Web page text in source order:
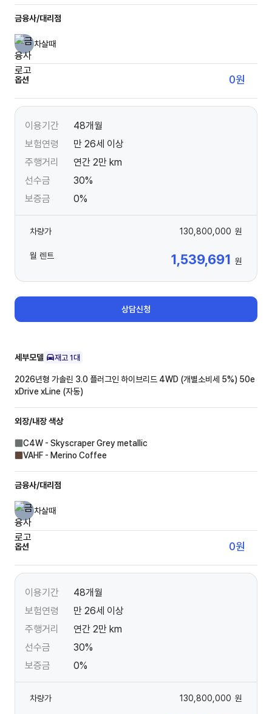
금융사/대리점
차살때
옵션 0원
이용기간
48개월
보험연령
만 26세 이상
주행거리
연간 2만 km
선수금
30%
보증금
0%
차량가 130,800,000 원
월 렌트 1,539,691 원
상담신청
세부모델 재고 1대
2026년형 가솔린 3.0 플러그인 하이브리드 4WD (개별소비세 5%) 50e
xDrive xLine (자동)
외장/내장색상
C4W - Skyscraper Grey metallic
VAHF - Merino Coffee
금융사/대리점
차살때
옵션 0원
이용기간
48개월
보험연령
만 26세 이상
주행거리
연간 2만 km
선수금
30%
보증금
0%
차량가 130,800,000 원